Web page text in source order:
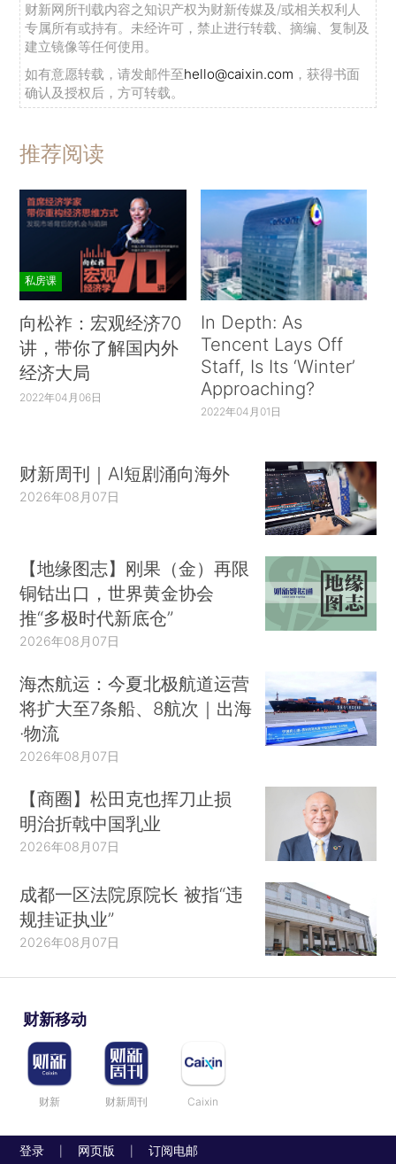
财新网所刊载内容之知识产权为财新传媒及/或相关权利人
专属所有或持有。未经许可，禁止进行转载、摘编、复制及
建立镜像等任何使用。
如有意愿转载，请发邮件至hello@caixin.com ，获得书面
确认及授权后，方可转载。
推荐阅读
私房课
向松祚：宏观经济70
讲，带你了解国内外
经济大局
2022年04月06日
In Depth: As
Tencent Lays Off
Staff, Is Its ‘Winter’
Approaching?
2022年04月01日
财新周刊｜AI短剧涌向海外
2026年08月07日
【地缘图志】刚果（金）再限
铜钴出口，世界黄金协会
推“多极时代新底仓”
2026年08月07日
海杰航运：今夏北极航道运营
将扩大至7条船、8航次｜出海
·物流
2026年08月07日
【商圈】松田克也挥刀止损
明治折戟中国乳业
2026年08月07日
成都一区法院原院长 被指“违
规挂证执业”
2026年08月07日
财新移动
财新 财新周刊 Caixin
登录 网页版 订阅电邮